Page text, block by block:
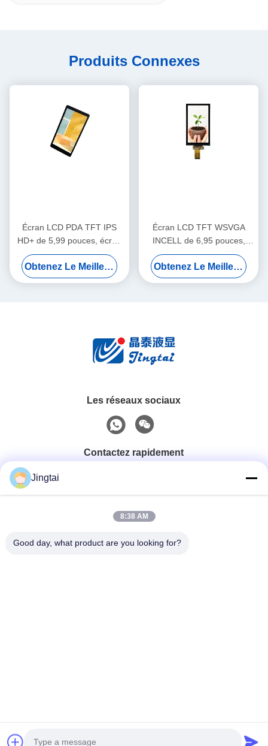
Produits Connexes
Écran LCD PDA TFT IPS
HD+ de 5,99 pouces, écran
LCD POS avec angles de
vision larges
Obtenez Le Meilleur Prix
Écran LCD TFT WSVGA
INCELL de 6,95 pouces,
résolution 600x1024,
luminosité 380 cd/m2Obtenez Le Meilleur Prix
Les réseaux sociaux
Contactez rapidement
0086-755-27491128
E-Mail
Fournisseur. © de Copyright 2025-2026 Shenzhen Jingtai Liquid
Jingtai
8:38 AM
Good day, what product are you looking for?